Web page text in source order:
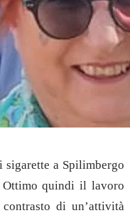
sigarette a Spilimbergo
quindi il lavoro
di un’attività